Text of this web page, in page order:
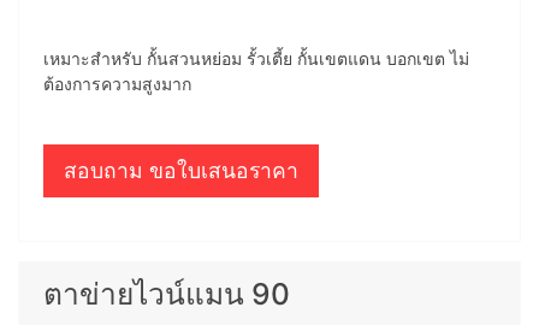
เหมาะสำหรับ กั้นสวนหย่อม รั้วเตี้ย กั้นเขตแดน บอกเขต ไม่
ต้องการความสูงมาก
สอบถาม ขอใบเสนอราคา
ตาข่ายไวน์แมน 90